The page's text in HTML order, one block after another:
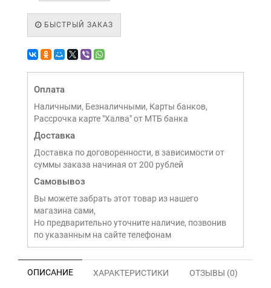
БЫСТРЫЙ ЗАКАЗ
Оплата
Наличными, Безналичными, Карты банков,
Рассрочка карте "Халва" от МТБ банка
Доставка
Доставка по договоренности, в зависимости от
суммы заказа начиная от 200 рублей
Самовывоз
Вы можете забрать этот товар из нашего
магазина сами,
Но предварительно уточните наличие, позвонив
по указанным на сайте телефонам
ОПИСАНИЕ ХАРАКТЕРИСТИКИ ОТЗЫВЫ (0)